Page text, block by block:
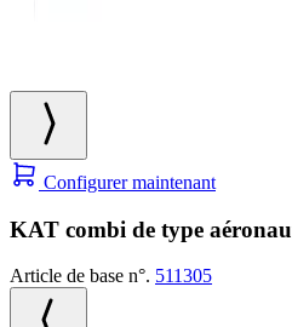
Configurer maintenant
KAT combi de type
Article de base n°. 511305